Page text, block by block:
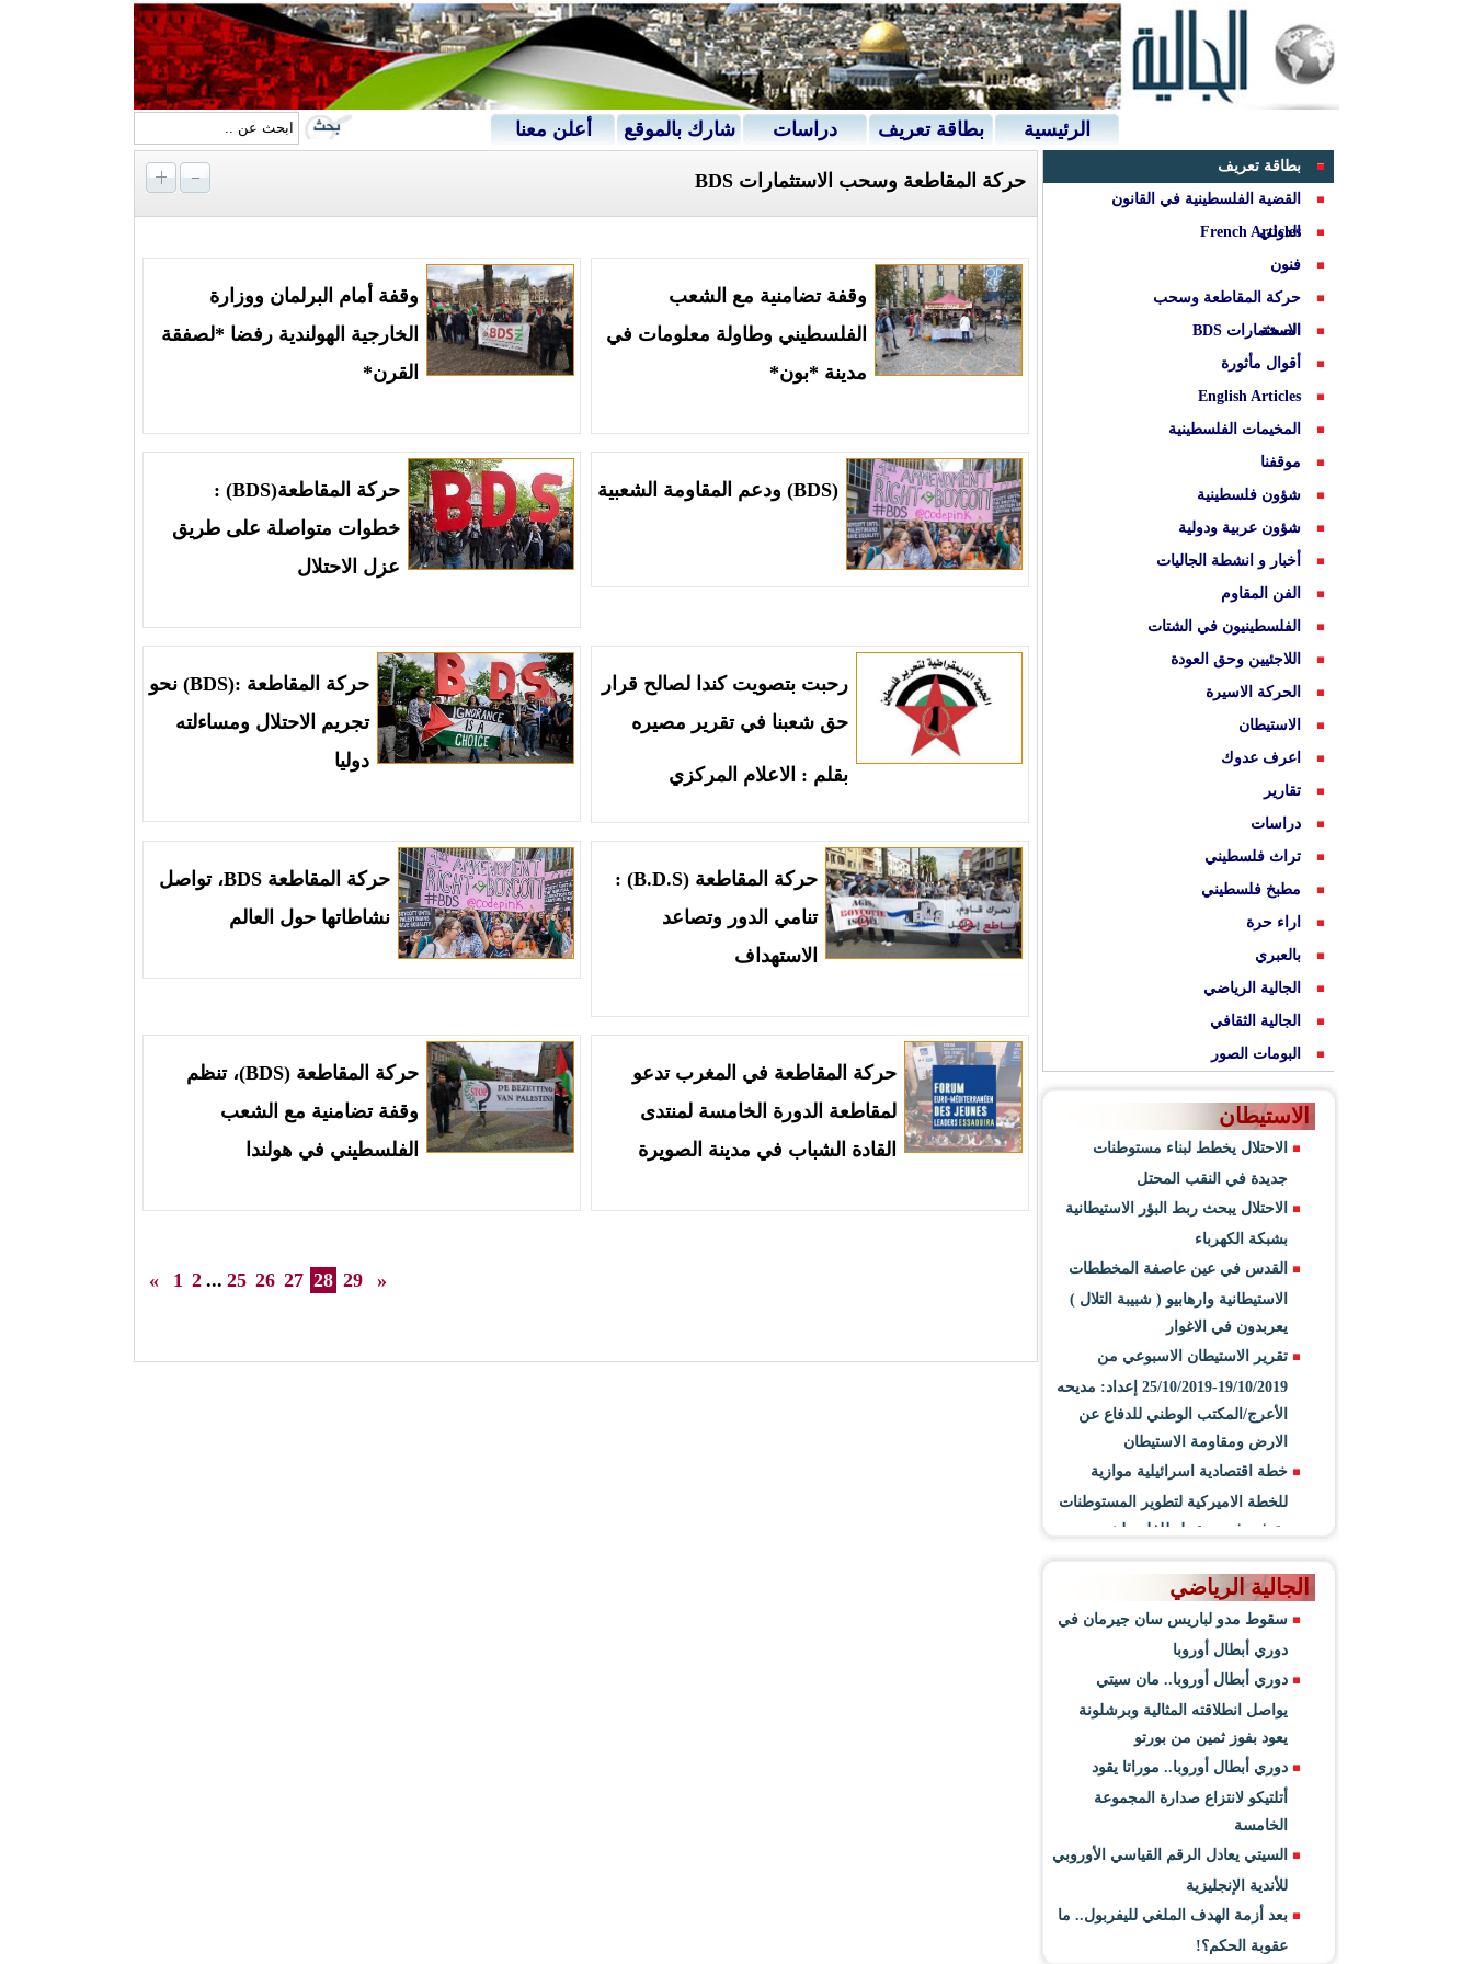
الرئيسية بطاقة تعريف دراسات شارك بالموقع أعلن معنا
بطاقة تعريف
القضية الفلسطينية في القانون
الدولي
French Articles
فنون
حركة المقاطعة وسحب
الاستثمارات BDS
الصحة
أقوال مأثورة
English Articles
المخيمات الفلسطينية
موقفنا
شؤون فلسطينية
شؤون عربية ودولية
أخبار و انشطة الجاليات
الفن المقاوم
الفلسطينيون في الشتات
اللاجئيين وحق العودة
الحركة الاسيرة
الاستيطان
اعرف عدوك
تقارير
دراسات
تراث فلسطيني
مطبخ فلسطيني
اراء حرة
بالعبري
الجالية الرياضي
الجالية الثقافي
البومات الصور
الاستيطان
الاحتلال يخطط لبناء مستوطنات
جديدة في النقب المحتل
الاحتلال يبحث ربط البؤر الاستيطانية
بشبكة الكهرباء
القدس في عين عاصفة المخططات
الاستيطانية وارهابيو ( شبيبة التلال )
يعربدون في الاغوار
تقرير الاستيطان الاسبوعي من
19/10/2019-25/10/2019 إعداد: مديحه
الأعرج/المكتب الوطني للدفاع عن
الارض ومقاومة الاستيطان
خطة اقتصادية اسرائيلية موازية
للخطة الاميركية لتطوير المستوطنات
وتوفير فرص عمل للفلسطينيين
الجالية الرياضي
سقوط مدو لباريس سان جيرمان في
دوري أبطال أوروبا
دوري أبطال أوروبا.. مان سيتي
يواصل انطلاقته المثالية وبرشلونة
يعود بفوز ثمين من بورتو
دوري أبطال أوروبا.. موراتا يقود
أتلتيكو لانتزاع صدارة المجموعة
الخامسة
السيتي يعادل الرقم القياسي الأوروبي
للأندية الإنجليزية
بعد أزمة الهدف الملغي لليفربول.. ما
عقوبة الحكم؟!
حركة المقاطعة وسحب الاستثمارات BDS
وقفة تضامنية مع الشعب
الفلسطيني وطاولة معلومات في
مدينة *بون*
وقفة أمام البرلمان ووزارة
الخارجية الهولندية رفضا *لصفقة
القرن*
(BDS) ودعم المقاومة الشعبية
حركة المقاطعة(BDS) :
خطوات متواصلة على طريق
عزل الاحتلال
رحبت بتصويت كندا لصالح قرار
حق شعبنا في تقرير مصيره
بقلم : الاعلام المركزي
حركة المقاطعة :(BDS) نحو
تجريم الاحتلال ومساءلته
دوليا
حركة المقاطعة (B.D.S) :
تنامي الدور وتصاعد
الاستهداف
حركة المقاطعة BDS، تواصل
نشاطاتها حول العالم
حركة المقاطعة في المغرب تدعو
لمقاطعة الدورة الخامسة لمنتدى
القادة الشباب في مدينة الصويرة
حركة المقاطعة (BDS)، تنظم
وقفة تضامنية مع الشعب
الفلسطيني في هولندا
« 1 2 ... 25 26 27 28 29 »